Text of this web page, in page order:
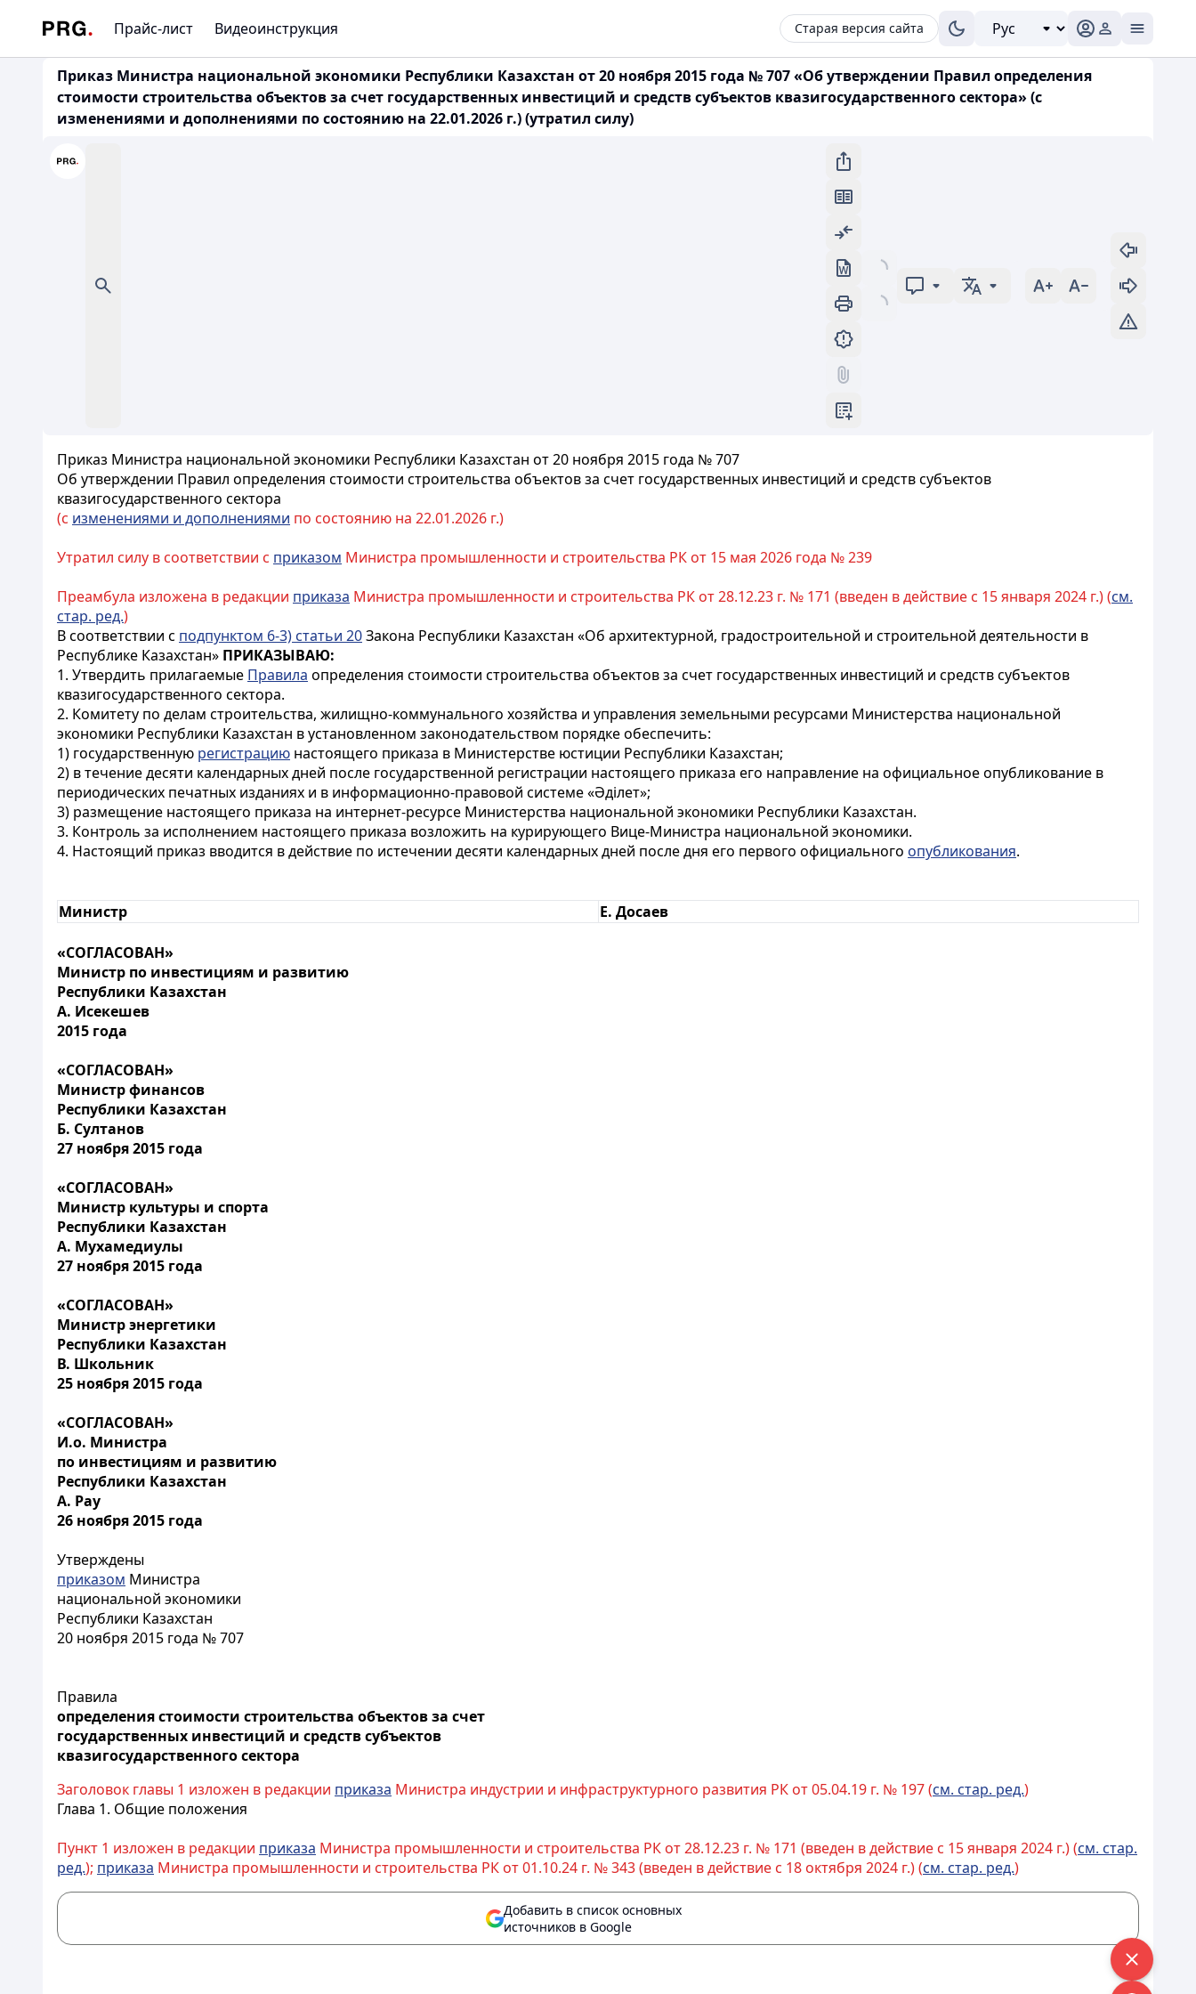
Прайс-лист Видеоинструкция Старая версия сайта
Приказ Министра национальной экономики Республики Казахстан от 20 ноября 2015 года № 707 «Об утверждении Правил определения
стоимости строительства объектов за счет государственных инвестиций и средств субъектов квазигосударственного сектора» (с
изменениями и дополнениями по состоянию на 22.01.2026 г.) (утратил силу)
Приказ Министра национальной экономики Республики Казахстан от 20 ноября 2015 года № 707
Об утверждении Правил определения стоимости строительства объектов за счет государственных инвестиций и средств субъектов
квазигосударственного сектора
(с изменениями и дополнениями по состоянию на 22.01.2026 г.)
Утратил силу в соответствии с приказом Министра промышленности и строительства РК от 15 мая 2026 года № 239
Преамбула изложена в редакции приказа Министра промышленности и строительства РК от 28.12.23 г. № 171 (введен в действие с 15 января 2024 г.) (см.
стар. ред.)
В соответствии с подпунктом 6-3) статьи 20Закона Республики Казахстан «Об архитектурной, градостроительной и строительной деятельности в
Республике Казахстан» ПРИКАЗЫВАЮ:
1. Утвердить прилагаемые Правила определения стоимости строительства объектов за счет государственных инвестиций и средств субъектов
квазигосударственного сектора.
2. Комитету по делам строительства, жилищно-коммунального хозяйства и управления земельными ресурсами Министерства национальной
экономики Республики Казахстан в установленном законодательством порядке обеспечить:
1) государственную регистрацию настоящего приказа в Министерстве юстиции Республики Казахстан;
2) в течение десяти календарных дней после государственной регистрации настоящего приказа его направление на официальное опубликование в
периодических печатных изданиях и в информационно-правовой системе «Әділет»;
3) размещение настоящего приказа на интернет-ресурсе Министерства национальной экономики Республики Казахстан.
3. Контроль за исполнением настоящего приказа возложить на курирующего Вице-Министра национальной экономики.
4. Настоящий приказ вводится в действие по истечении десяти календарных дней после дня его первого официального опубликования.
Министр Е. Досаев
«СОГЛАСОВАН»
Министр по инвестициям и развитию
Республики Казахстан
А. Исекешев
2015 года
«СОГЛАСОВАН»
Министр финансов
Республики Казахстан
Б. Султанов
27 ноября 2015 года
«СОГЛАСОВАН»
Министр культуры и спорта
Республики Казахстан
А. Мухамедиулы
27 ноября 2015 года
«СОГЛАСОВАН»
Министр энергетики
Республики Казахстан
В. Школьник
25 ноября 2015 года
«СОГЛАСОВАН»
И.о. Министра
по инвестициям и развитию
Республики Казахстан
А. Pay
26 ноября 2015 года
Утверждены
приказом Министра
национальной экономики
Республики Казахстан
20 ноября 2015 года № 707
Правила
определения стоимости строительства объектов за счет
государственных инвестиций и средств субъектов
квазигосударственного сектора
Заголовок главы 1 изложен в редакции приказа Министра индустрии и инфраструктурного развития РК от 05.04.19 г. № 197 (см. стар. ред.)
Глава 1. Общие положения
Пункт 1 изложен в редакции приказа Министра промышленности и строительства РК от 28.12.23 г. № 171 (введен в действие с 15 января 2024 г.) (см. стар.
ред.); приказа Министра промышленности и строительства РК от 01.10.24 г. № 343 (введен в действие с 18 октября 2024 г.) (см. стар. ред.)
Добавить в список основных
источников в Google